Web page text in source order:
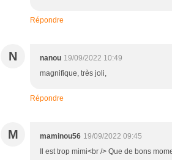
Répondre
N nanou 19/09/2022 10:49
magnifique, très joli,
Répondre
M maminou56 19/09/2022 09:45
Il est trop mimi<br /> Que de bons